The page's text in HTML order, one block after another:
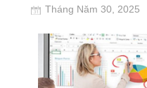
Tháng Năm 30, 2025